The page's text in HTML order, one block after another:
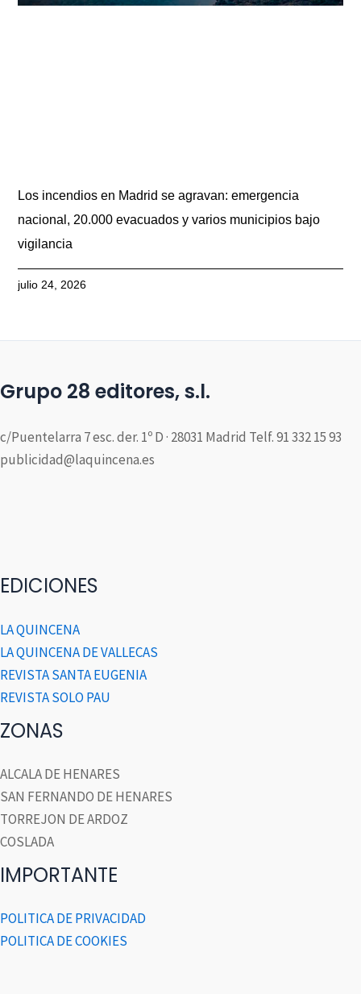
Los incendios en Madrid se agravan: emergencia
nacional, 20.000 evacuados y varios municipios bajo
vigilancia
julio 24, 2026
Grupo 28 editores, s.l.
c/Puentelarra 7 esc. der. 1º D · 28031 Madrid Telf. 91 332 15 93
publicidad@laquincena.es
EDICIONES
LA QUINCENA
LA QUINCENA DE VALLECAS
REVISTA SANTA EUGENIA
REVISTA SOLO PAU
ZONAS
ALCALA DE HENARES
SAN FERNANDO DE HENARES
TORREJON DE ARDOZ
COSLADA
IMPORTANTE
POLITICA DE PRIVACIDAD
POLITICA DE COOKIES